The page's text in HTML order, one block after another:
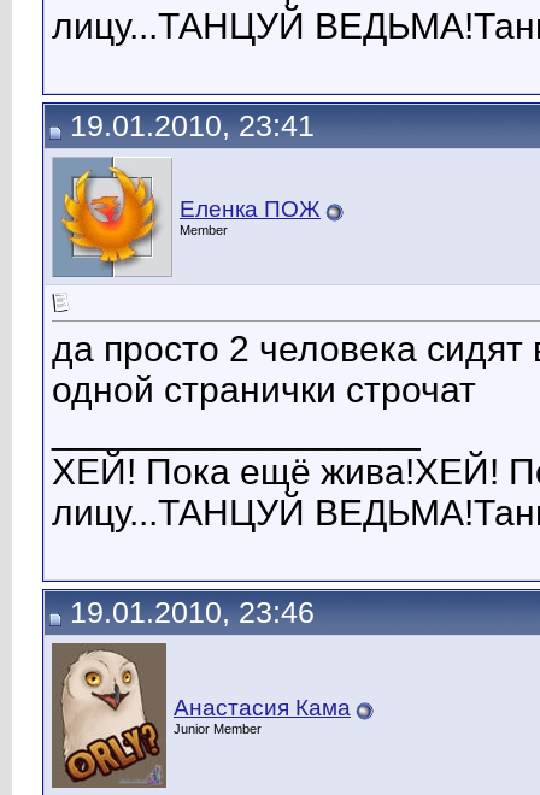
лицу...ТАНЦУЙ
19.01.2010, 23:41
Еленка ПОЖ
Member
да просто 2 человека
одной странички строчат
ХЕЙ! Пока ещё жива!ХЕЙ!
лицу...ТАНЦУЙ
19.01.2010, 23:46
Анастасия Кама
Junior Member